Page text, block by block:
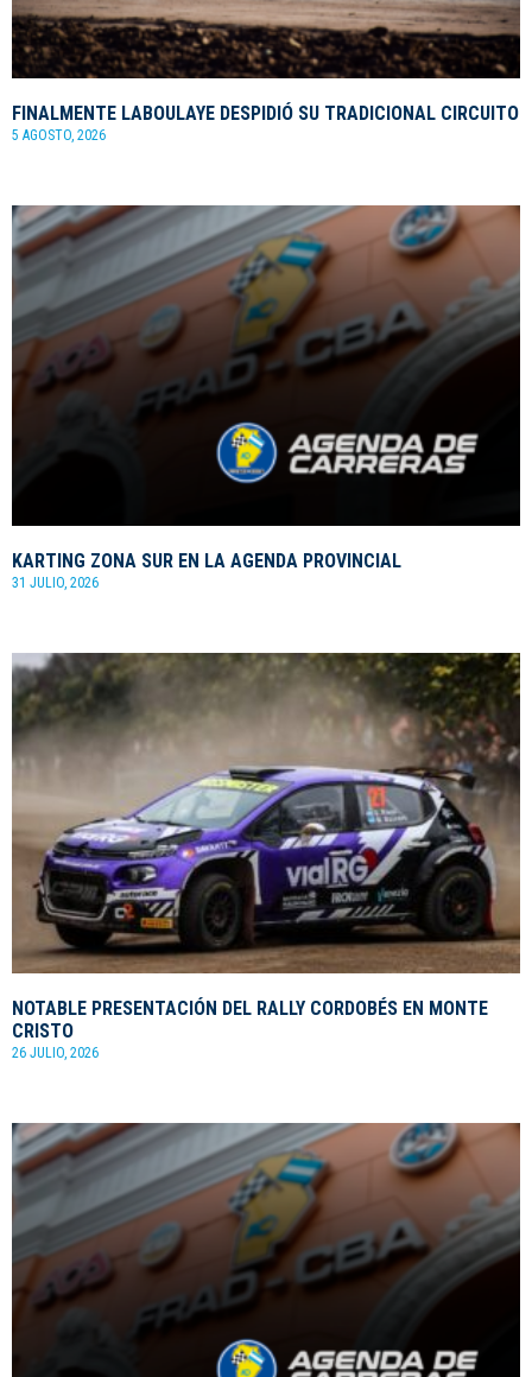
FINALMENTE LABOULAYE DESPIDIÓ SU TRADICIONAL CIRCUITO
5 AGOSTO, 2026
KARTING ZONA SUR EN LA AGENDA PROVINCIAL
31 JULIO, 2026
NOTABLE PRESENTACIÓN DEL RALLY CORDOBÉS EN MONTE
CRISTO
26 JULIO, 2026